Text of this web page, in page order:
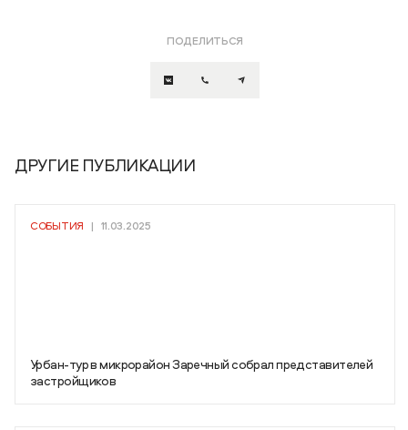
ПОДЕЛИТЬСЯ
ДРУГИЕ ПУБЛИКАЦИИ
СОБЫТИЯ | 11.03.2025
Урбан-тур в микрорайон Заречный собрал представителей
застройщиков